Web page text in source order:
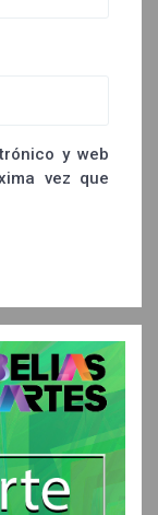
y web
vez que